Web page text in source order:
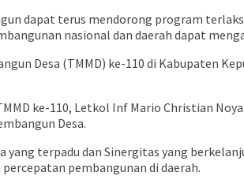
dapat terus mendorong program
nasional dan daerah dapat
Desa (TMMD) ke-110 di Kabupaten
ke-110, Letkol Inf Mario Christian
Desa.
yang terpadu dan Sinergitas yang
pembangunan di daerah.